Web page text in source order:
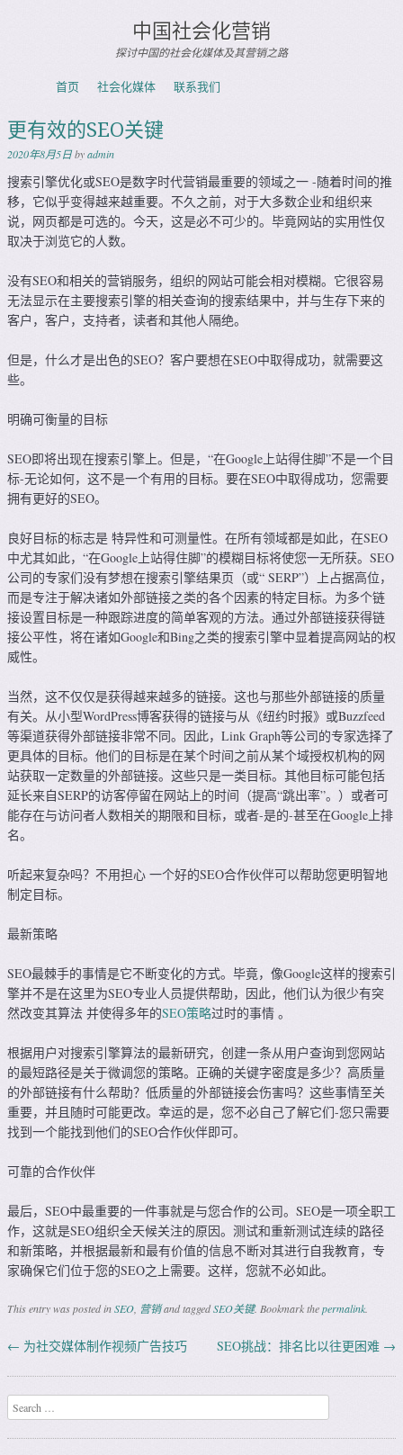
中国社会化营销
探讨中国的社会化媒体及其营销之路
Menu
Skip to content
首页 社会化媒体 联系我们
更有效的SEO关键
2020年8月5日byadmin
搜索引擎优化或SEO是数字时代营销最重要的领域之一 -随着时间的推
移，它似乎变得越来越重要。不久之前，对于大多数企业和组织来
说，网页都是可选的。今天，这是必不可少的。毕竟网站的实用性仅
取决于浏览它的人数。
没有SEO和相关的营销服务，组织的网站可能会相对模糊。它很容易
无法显示在主要搜索引擎的相关查询的搜索结果中，并与生存下来的
客户，客户，支持者，读者和其他人隔绝。
但是，什么才是出色的SEO？客户要想在SEO中取得成功，就需要这
些。
明确可衡量的目标
SEO即将出现在搜索引擎上。但是，“在Google上站得住脚”不是一个目
标-无论如何，这不是一个有用的目标。要在SEO中取得成功，您需要
拥有更好的SEO。
良好目标的标志是 特异性和可测量性。在所有领域都是如此，在SEO
中尤其如此，“在Google上站得住脚”的模糊目标将使您一无所获。SEO
公司的专家们没有梦想在搜索引擎结果页（或“ SERP”）上占据高位，
而是专注于解决诸如外部链接之类的各个因素的特定目标。为多个链
接设置目标是一种跟踪进度的简单客观的方法。通过外部链接获得链
接公平性，将在诸如Google和Bing之类的搜索引擎中显着提高网站的权
威性。
当然，这不仅仅是获得越来越多的链接。这也与那些外部链接的质量
有关。从小型WordPress博客获得的链接与从《纽约时报》或Buzzfeed
等渠道获得外部链接非常不同。因此，Link Graph等公司的专家选择了
更具体的目标。他们的目标是在某个时间之前从某个域授权机构的网
站获取一定数量的外部链接。这些只是一类目标。其他目标可能包括
延长来自SERP的访客停留在网站上的时间（提高“跳出率”。）或者可
能存在与访问者人数相关的期限和目标，或者-是的-甚至在Google上排
名。
听起来复杂吗？不用担心 一个好的SEO合作伙伴可以帮助您更明智地
制定目标。
最新策略
SEO最棘手的事情是它不断变化的方式。毕竟，像Google这样的搜索引
擎并不是在这里为SEO专业人员提供帮助，因此，他们认为很少有突
然改变其算法 并使得多年的SEO策略过时的事情 。
根据用户对搜索引擎算法的最新研究，创建一条从用户查询到您网站
的最短路径是关于微调您的策略。正确的关键字密度是多少？高质量
的外部链接有什么帮助？低质量的外部链接会伤害吗？这些事情至关
重要，并且随时可能更改。幸运的是，您不必自己了解它们-您只需要
找到一个能找到他们的SEO合作伙伴即可。
可靠的合作伙伴
最后，SEO中最重要的一件事就是与您合作的公司。SEO是一项全职工
作，这就是SEO组织全天候关注的原因。测试和重新测试连续的路径
和新策略，并根据最新和最有价值的信息不断对其进行自我教育，专
家确保它们位于您的SEO之上需要。这样，您就不必如此。
This entry was posted inSEO 营销and taggedSEO关键. Bookmark thepermalink
Post navigation
← 为社交媒体制作视频广告技巧 SEO挑战：排名比以往更困难 →
Search